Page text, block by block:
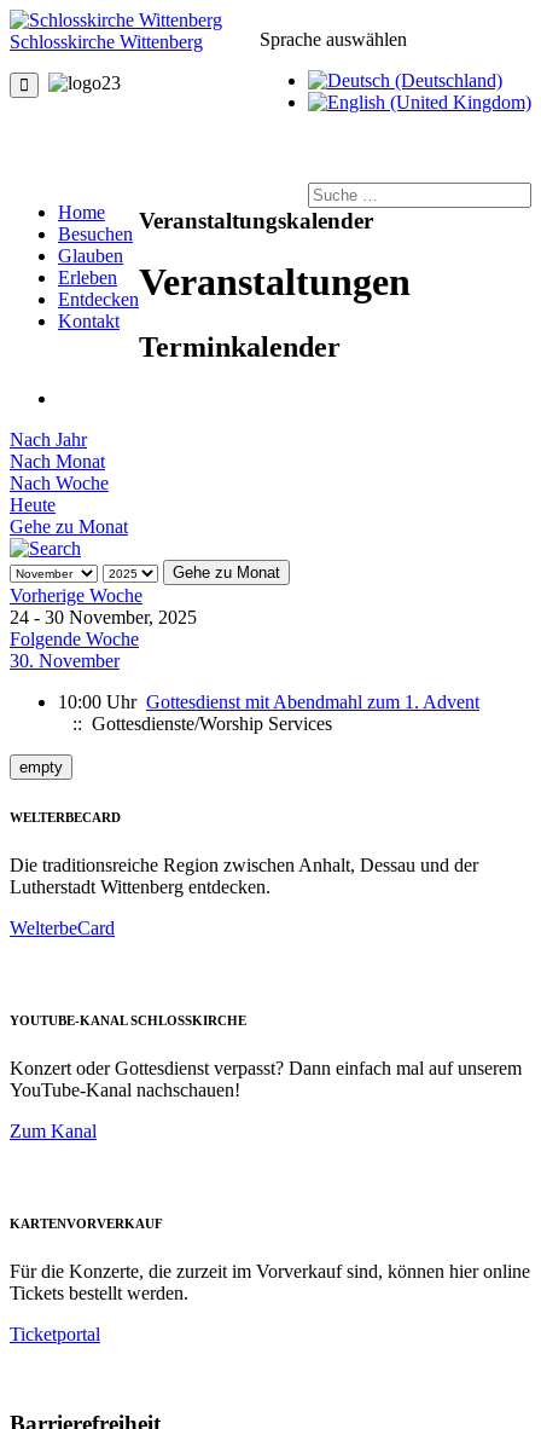
Sprache auswählen
Schlosskirche Wittenberg
Home
Besuchen
Glauben
Erleben
Entdecken
Kontakt
Veranstaltungskalender
Veranstaltungen
Terminkalender
Nach Jahr
Nach Monat
Nach Woche
Heute
Gehe zu Monat
Gehe zu Monat
Vorherige Woche
24 - 30 November, 2025
Folgende Woche
30. November
10:00 Uhr Gottesdienst mit Abendmahl zum 1. Advent
:: Gottesdienste/Worship Services
empty
WELTERBECARD
Die traditionsreiche Region zwischen Anhalt, Dessau und der
Lutherstadt Wittenberg entdecken.
WelterbeCard
YOUTUBE-KANAL SCHLOSSKIRCHE
Konzert oder Gottesdienst verpasst? Dann einfach mal auf unserem
YouTube-Kanal nachschauen!
Zum Kanal
KARTENVORVERKAUF
Für die Konzerte, die zurzeit im Vorverkauf sind, können hier online
Tickets bestellt werden.
Ticketportal